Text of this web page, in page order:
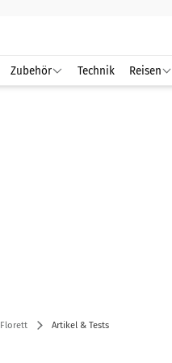
Zubehör Technik Reisen
Florett Artikel & Tests